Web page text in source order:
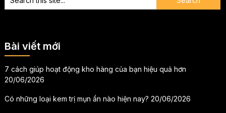
Bài viết mới
7 cách giúp hoạt động kho hàng của bạn hiệu quả hơn
20/06/2026
Có những loại kem trị mụn ẩn nào hiện nay? 20/06/2026